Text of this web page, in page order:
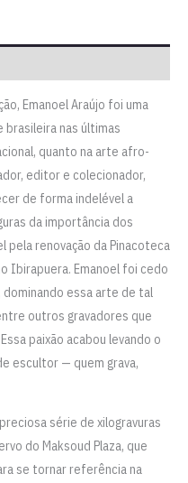
Emanoel Araújo foi uma
nas últimas
quanto na arte afro-
editor e colecionador,
de forma indelével a
da importância dos
renovação da Pinacoteca
Ibirapuera. Emanoel foi cedo
dominando essa arte de tal
outros gravadores que
paixão acabou levando o
escultor — quem grava,
série de xilogravuras
do Maksoud Plaza, que
se tornar referência na